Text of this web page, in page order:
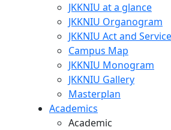
JKKNIU at a glance
JKKNIU Organogram
JKKNIU Act and
Campus Map
JKKNIU Monogram
JKKNIU Gallery
Masterplan
Academics
Academic